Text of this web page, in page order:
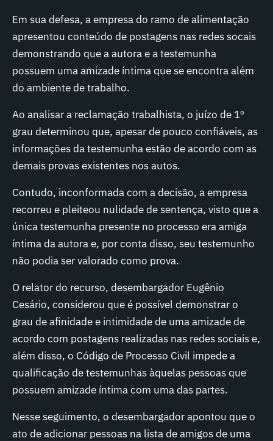
Em sua defesa, a empresa do ramo de alimentação
apresentou conteúdo de postagens nas redes socais
demonstrando que a autora e a testemunha
possuem uma amizade íntima que se encontra além
do ambiente de trabalho.
Ao analisar a reclamação trabalhista, o juízo de 1º
grau determinou que, apesar de pouco confiáveis, as
informações da testemunha estão de acordo com as
demais provas existentes nos autos.
Contudo, inconformada com a decisão, a empresa
recorreu e pleiteou nulidade de sentença, visto que a
única testemunha presente no processo era amiga
íntima da autora e, por conta disso, seu testemunho
não podia ser valorado como prova.
O relator do recurso, desembargador Eugênio
Cesário, considerou que é possível demonstrar o
grau de afinidade e intimidade de uma amizade de
acordo com postagens realizadas nas redes sociais e,
além disso, o Código de Processo Civil impede a
qualificação de testemunhas àquelas pessoas que
possuem amizade íntima com uma das partes.
Nesse seguimento, o desembargador apontou que o
ato de adicionar pessoas na lista de amigos de uma